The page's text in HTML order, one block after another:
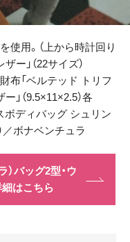
使用。（上から時計回り
ー」（22サイズ）
財布「ベルテッド トリフ
」（9.5×11×2.5）各
ボディバッグ シュリン
／ボナベンチュラ
バッグ2型・ウ
はこちら